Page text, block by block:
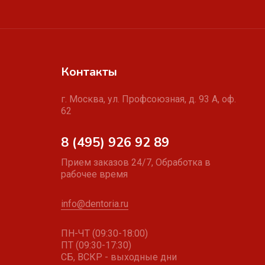
Контакты
г. Москва, ул. Профсоюзная, д. 93 А, оф.
62
8 (495) 926 92 89
Прием заказов 24/7, Обработка в
рабочее время
info@dentoria.ru
ПН-ЧТ (09:30-18:00)
ПТ (09:30-17:30)
СБ, ВСКР - выходные дни